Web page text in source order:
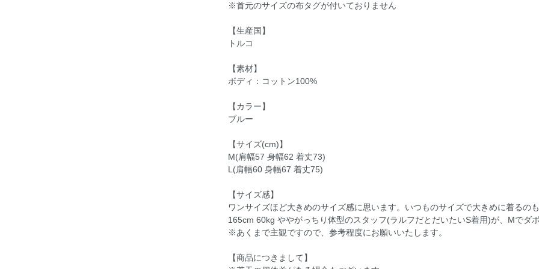
※首元のサイズの布タグが付いておりません
【生産国】
トルコ
【素材】
ボディ：コットン100%
【カラー】
ブルー
【サイズ(cm)】
M(肩幅57 身幅62 着丈73)
L(肩幅60 身幅67 着丈75)
【サイズ感】
ワンサイズほど大きめのサイズ感に思います。いつものサイズで大きめに着るのも
165cm 60kg ややがっちり体型のスタッフ(ラルフだとだいたいS着用)が、Mでダ
※あくまで主観ですので、参考程度にお願いいたします。
【商品につきまして】